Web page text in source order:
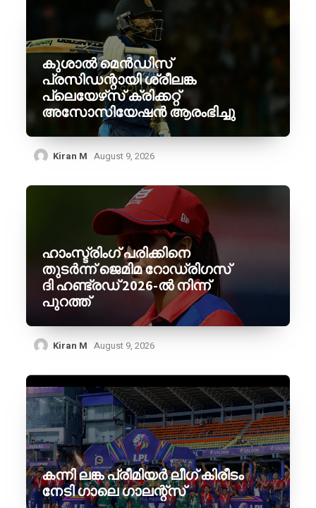
കുശാൽ മെൻഡിസ്
പ്രസിഡന്റായി ശ്രീലങ്ക
പ്ലെയേഴ്‌സ് ക്രിക്കറ്റ്
അസോസിയേഷൻ ആരംഭിച്ചു
Kiran M August 9, 2026
ഹാംസ്ട്രിംഗ് പരിക്കിനെ
തുടർന്ന് ജെമിമ റോഡ്രിഗസ്
ദി ഹണ്ട്രഡ് 2026-ൽ നിന്ന്
പുറത്ത്
Kiran M August 9, 2026
കന്നി ലങ്ക പ്രീമിയർ ലീഗ് കിരീടം
നേടി ഗാലെ ഗാലന്റ്‌സ്